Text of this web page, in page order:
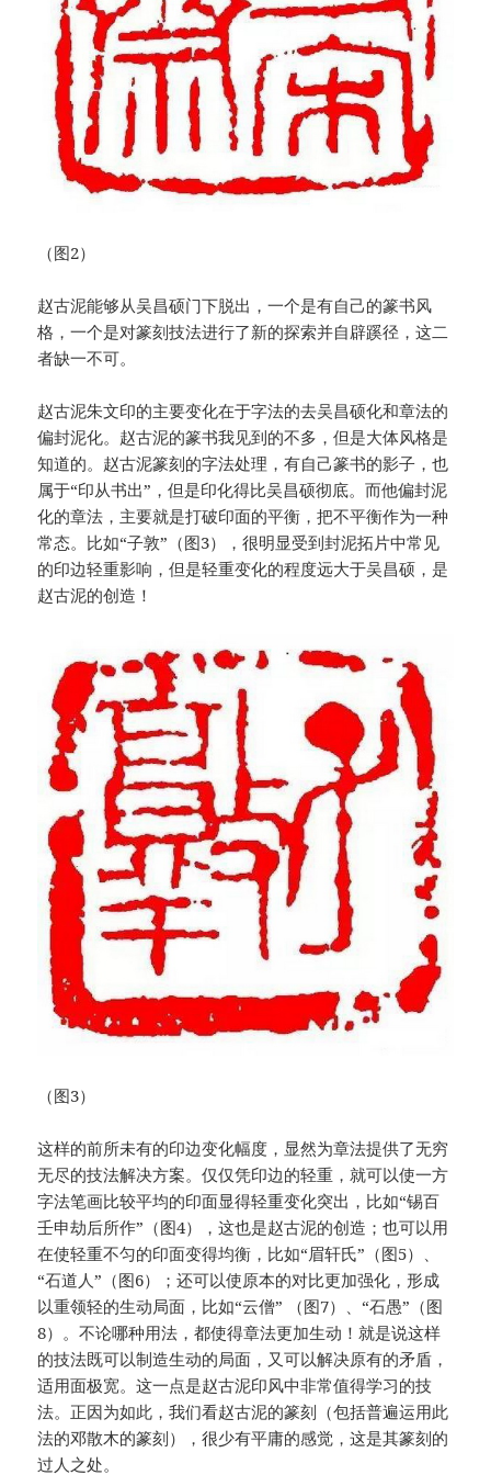
（图2）
赵古泥能够从吴昌硕门下脱出，一个是有自己的篆书风
格，一个是对篆刻技法进行了新的探索并自辟蹊径，这二
者缺一不可。
赵古泥朱文印的主要变化在于字法的去吴昌硕化和章法的
偏封泥化。赵古泥的篆书我见到的不多，但是大体风格是
知道的。赵古泥篆刻的字法处理，有自己篆书的影子，也
属于“印从书出”，但是印化得比吴昌硕彻底。而他偏封泥
化的章法，主要就是打破印面的平衡，把不平衡作为一种
常态。比如“子敦”（图3），很明显受到封泥拓片中常见
的印边轻重影响，但是轻重变化的程度远大于吴昌硕，是
赵古泥的创造！
（图3）
这样的前所未有的印边变化幅度，显然为章法提供了无穷
无尽的技法解决方案。仅仅凭印边的轻重，就可以使一方
字法笔画比较平均的印面显得轻重变化突出，比如“锡百
壬申劫后所作”（图4），这也是赵古泥的创造；也可以用
在使轻重不匀的印面变得均衡，比如“眉轩氏”（图5）、
“石道人”（图6）；还可以使原本的对比更加强化，形成
以重领轻的生动局面，比如“云僧” （图7）、“石愚”（图
8）。不论哪种用法，都使得章法更加生动！就是说这样
的技法既可以制造生动的局面，又可以解决原有的矛盾，
适用面极宽。这一点是赵古泥印风中非常值得学习的技
法。正因为如此，我们看赵古泥的篆刻（包括普遍运用此
法的邓散木的篆刻），很少有平庸的感觉，这是其篆刻的
过人之处。